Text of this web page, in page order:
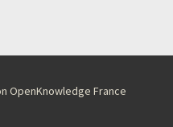
OpenKnowledge France